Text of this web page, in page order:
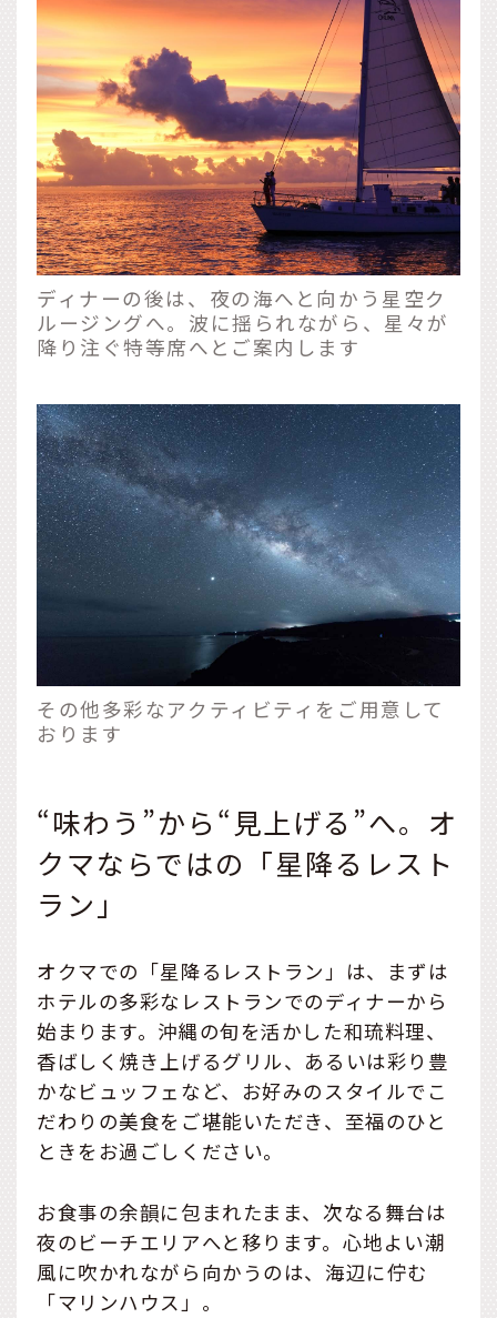
ディナーの後は、夜の海へと向かう星空ク
ルージングへ。波に揺られながら、星々が
降り注ぐ特等席へとご案内します
その他多彩なアクティビティをご用意して
おります
“味わう”から“見上げる”へ。オ
クマならではの「星降るレスト
ラン」
オクマでの「星降るレストラン」は、まずは
ホテルの多彩なレストランでのディナーから
始まります。沖縄の旬を活かした和琉料理、
香ばしく焼き上げるグリル、あるいは彩り豊
かなビュッフェなど、お好みのスタイルでこ
だわりの美食をご堪能いただき、至福のひと
ときをお過ごしください。
お食事の余韻に包まれたまま、次なる舞台は
夜のビーチエリアへと移ります。心地よい潮
風に吹かれながら向かうのは、海辺に佇む
「マリンハウス」。